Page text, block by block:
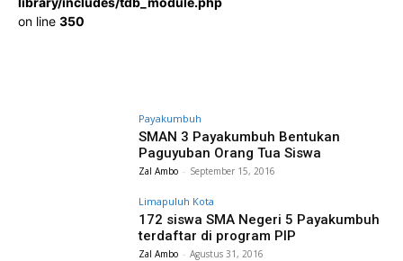
on line 350
Payakumbuh
SMAN 3 Payakumbuh Bentukan
Paguyuban Orang Tua Siswa
Zal Ambo - September 15, 2016
Limapuluh Kota
172 siswa SMA Negeri 5 Payakumbuh
terdaftar di program PIP
Zal Ambo - Agustus 31, 2016